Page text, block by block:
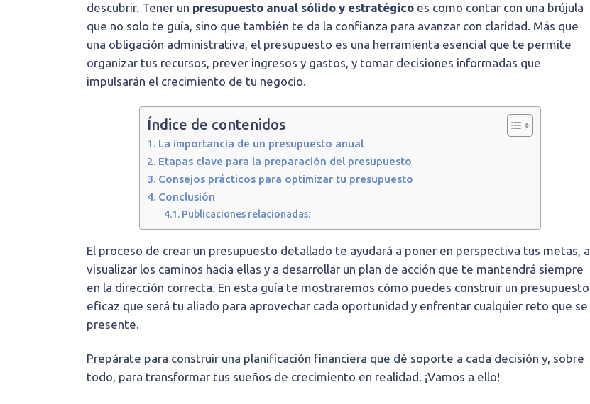
descubrir. Tener un presupuesto anual sólido y estratégico es como contar con una brújula
que no solo te guía, sino que también te da la confianza para avanzar con claridad. Más que
una obligación administrativa, el presupuesto es una herramienta esencial que te permite
organizar tus recursos, prever ingresos y gastos, y tomar decisiones informadas que
impulsarán el crecimiento de tu negocio.
Índice de contenidos
La importancia de un presupuesto anual
Etapas clave para la preparación del presupuesto
Consejos prácticos para optimizar tu presupuesto
Conclusión
Publicaciones relacionadas:
El proceso de crear un presupuesto detallado te ayudará a poner en perspectiva tus metas, a
visualizar los caminos hacia ellas y a desarrollar un plan de acción que te mantendrá siempre
en la dirección correcta. En esta guía te mostraremos cómo puedes construir un presupuesto
eficaz que será tu aliado para aprovechar cada oportunidad y enfrentar cualquier reto que se
presente.
Prepárate para construir una planificación financiera que dé soporte a cada decisión y, sobre
todo, para transformar tus sueños de crecimiento en realidad. ¡Vamos a ello!